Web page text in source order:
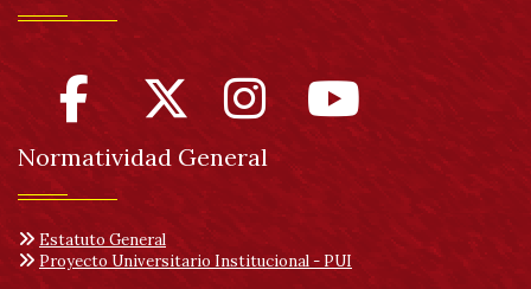
Normatividad General
Estatuto General
Proyecto Universitario Institucional - PUI